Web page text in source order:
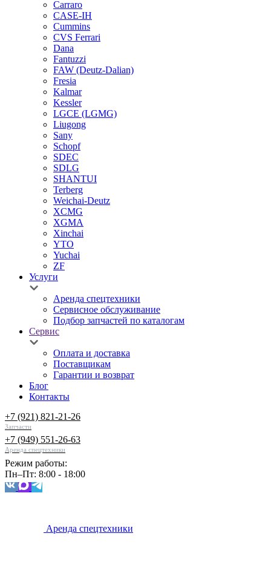
Carraro
CASE-IH
Cummins
CVS Ferrari
Dana
Fantuzzi
FAW (Deutz-Dalian)
Fresia
Kalmar
Kessler
LGCE (LGMG)
Liugong
Sany
Schopf
SDEC
SDLG
SHANTUI
Terberg
Weichai-Deutz
XCMG
XGMA
Xinchai
YTO
Yuchai
ZF
Услуги
Аренда спецтехники
Сервисное обслуживание
Подбор запчастей по каталогам
Сервис
Оплата и доставка
Поставщикам
Гарантии и возврат
Блог
Контакты
+7 (921) 821-21-26
Запчасти
+7 (949) 551-26-63
Аренда спецтехники
Режим работы:
Пн–Пт: 8:00 - 18:00
Аренда спецтехники